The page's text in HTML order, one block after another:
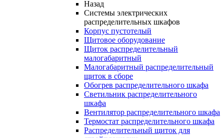
Назад
Системы электрических
распределительных шкафов
Корпус пустотелый
Щитовое оборудование
Щиток распределительный
малогабаритный
Малогабаритный распределительный
щиток в сборе
Обогрев распределительного шкафа
Светильник распределительного
шкафа
Вентилятор распределительного шкафа
Термостат распределительного шкафа
Распределительный щиток для